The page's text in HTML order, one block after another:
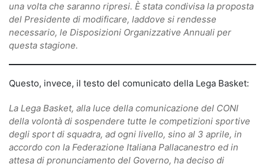
una volta che saranno ripresi. È stata condivisa la proposta
del Presidente di modificare, laddove si rendesse
necessario, le Disposizioni Organizzative Annuali per
questa stagione.
Questo, invece, il testo del comunicato della Lega Basket:
La Lega Basket, alla luce della comunicazione del CONI
della volontà di sospendere tutte le competizioni sportive
degli sport di squadra, ad ogni livello, sino al 3 aprile, in
accordo con la Federazione Italiana Pallacanestro ed in
attesa di pronunciamento del Governo, ha deciso di